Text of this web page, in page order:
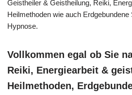
Geistheiler & Geistheilung, Reiki,
Heilmethoden wie auch Erdgebundene
Hypnose.
Vollkommen egal ob Sie
Reiki, Energiearbeit &
Heilmethoden,